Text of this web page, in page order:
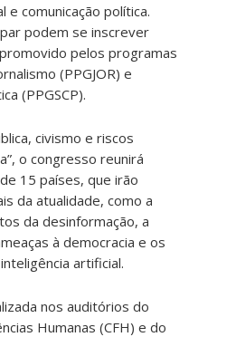
comunicação política.
podem se inscrever
pelos programas
(PPGJOR) e
(PPGSCP).
civismo e riscos
o congresso reunirá
15 países, que irão
da atualidade, como a
da desinformação, a
à democracia e os
artificial.
nos auditórios do
Humanas (CFH) e do